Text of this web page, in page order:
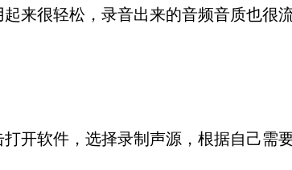
来很轻松，录音出来的音频音质也很
开软件，选择录制声源，根据自己需